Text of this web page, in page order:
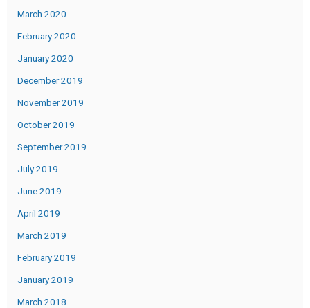
March 2020
February 2020
January 2020
December 2019
November 2019
October 2019
September 2019
July 2019
June 2019
April 2019
March 2019
February 2019
January 2019
March 2018